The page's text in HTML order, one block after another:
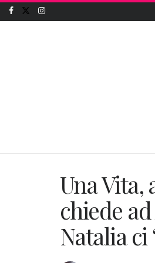
Una Vita,
chiede
Natalia ci